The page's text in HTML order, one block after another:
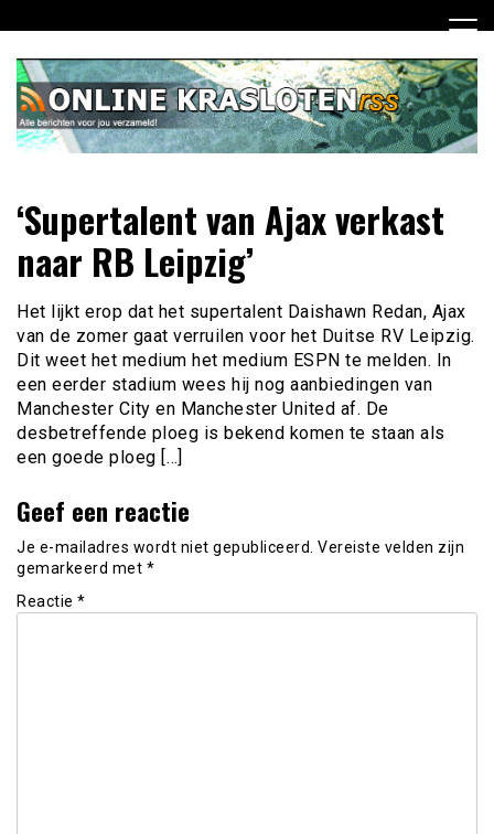
naar
inhoud
Online Krasloten RSS
jou verzameld
‘Supertalent van Ajax verkast
naar RB Leipzig’
Het lijkt erop dat het supertalent Daishawn Redan, Ajax
van de zomer gaat verruilen voor het Duitse RV Leipzig.
Dit weet het medium het medium ESPN te melden. In
een eerder stadium wees hij nog aanbiedingen van
Manchester City en Manchester United af. De
desbetreffende ploeg is bekend komen te staan als
een goede ploeg […]
Geef een reactie
Je e-mailadres wordt niet gepubliceerd. Vereiste velden zijn
gemarkeerd met *
Reactie *